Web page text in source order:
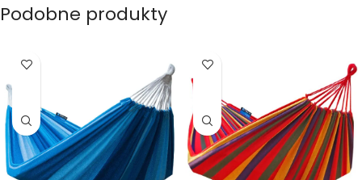
Podobne produkty